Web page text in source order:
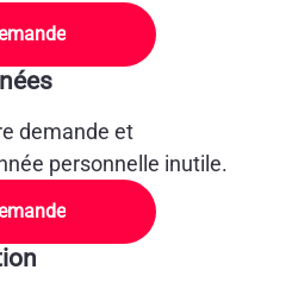
demande et
personnelle inutile.